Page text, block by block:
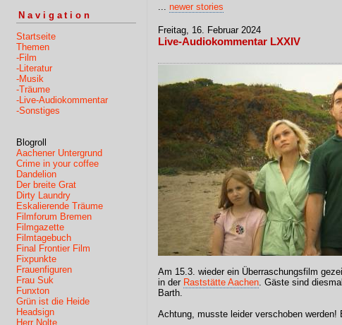
Navigation
Startseite
Themen
-Film
-Literatur
-Musik
-Träume
-Live-Audiokommentar
-Sonstiges
Blogroll
Aachener Untergrund
Crime in your coffee
Dandelion
Der breite Grat
Dirty Laundry
Eskalierende Träume
Filmforum Bremen
Filmgazette
Filmtagebuch
Final Frontier Film
Fixpunkte
Frauenfiguren
Frau Suk
Funxton
Grün ist die Heide
Headsign
Herr Nolte
... newer stories
Freitag, 16. Februar 2024
Live-Audiokommentar LXXIV
Am 15.3. wieder ein Überraschungsfilm
in der Raststätte Aachen. Gäste sind
Barth.
Achtung, musste leider verschoben werden!